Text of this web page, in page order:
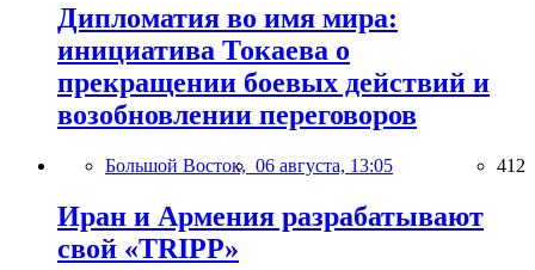
Дипломатия во имя мира:
инициатива Токаева о
прекращении боевых действий и
возобновлении переговоров
Большой Восток, 06 августа, 13:05 412
Иран и Армения разрабатывают
свой «TRIPP»